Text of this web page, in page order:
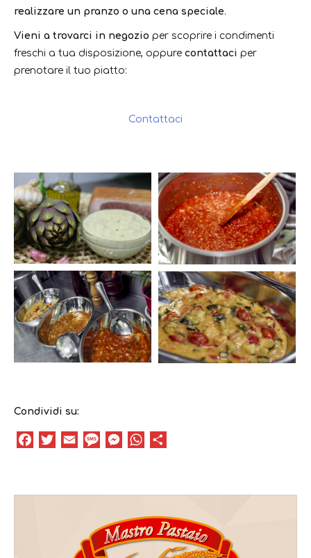
realizzare un pranzo o una cena speciale.
Vieni a trovarci in negozio per scoprire i condimenti
freschi a tua disposizione, oppure contattaci per
prenotare il tuo piatto:
Contattaci
Condividi su:
Facebook
TwitterEmailMessageMessenger
WhatsApp